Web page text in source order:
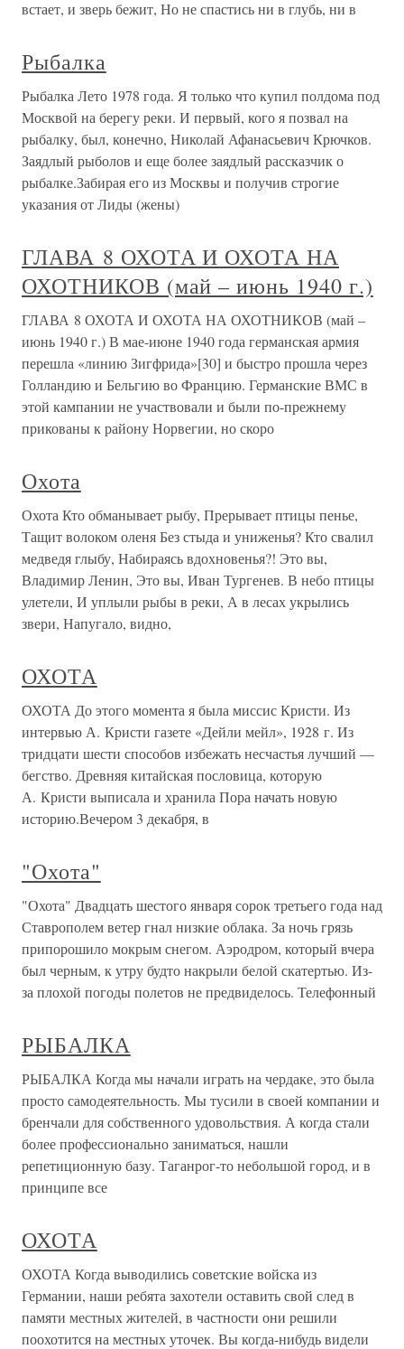
встает, и зверь бежит, Но не спастись ни в глубь, ни в
Рыбалка
Рыбалка Лето 1978 года. Я только что купил полдома под
Москвой на берегу реки. И первый, кого я позвал на
рыбалку, был, конечно, Николай Афанасьевич Крючков.
Заядлый рыболов и еще более заядлый рассказчик о
рыбалке.Забирая его из Москвы и получив строгие
указания от Лиды (жены)
ГЛАВА 8 ОХОТА И ОХОТА НА
ОХОТНИКОВ (май – июнь 1940 г.)
ГЛАВА 8 ОХОТА И ОХОТА НА ОХОТНИКОВ (май –
июнь 1940 г.) В мае-июне 1940 года германская армия
перешла «линию Зигфрида»[30] и быстро прошла через
Голландию и Бельгию во Францию. Германские ВМС в
этой кампании не участвовали и были по-прежнему
прикованы к району Норвегии, но скоро
Охота
Охота Кто обманывает рыбу, Прерывает птицы пенье,
Тащит волоком оленя Без стыда и униженья? Кто свалил
медведя глыбу, Набираясь вдохновенья?! Это вы,
Владимир Ленин, Это вы, Иван Тургенев. В небо птицы
улетели, И уплыли рыбы в реки, А в лесах укрылись
звери, Напугало, видно,
ОХОТА
ОХОТА До этого момента я была миссис Кристи. Из
интервью А. Кристи газете «Дейли мейл», 1928 г. Из
тридцати шести способов избежать несчастья лучший —
бегство. Древняя китайская пословица, которую
А. Кристи выписала и хранила Пора начать новую
историю.Вечером 3 декабря, в
"Охота"
"Охота" Двадцать шестого января сорок третьего года над
Ставрополем ветер гнал низкие облака. За ночь грязь
припорошило мокрым снегом. Аэродром, который вчера
был черным, к утру будто накрыли белой скатертью. Из-
за плохой погоды полетов не предвиделось. Телефонный
РЫБАЛКА
РЫБАЛКА Когда мы начали играть на чердаке, это была
просто самодеятельность. Мы тусили в своей компании и
бренчали для собственного удовольствия. А когда стали
более профессионально заниматься, нашли
репетиционную базу. Таганрог-то небольшой город, и в
принципе все
ОХОТА
ОХОТА Когда выводились советские войска из
Германии, наши ребята захотели оставить свой след в
памяти местных жителей, в частности они решили
поохотится на местных уточек. Вы когда-нибудь видели